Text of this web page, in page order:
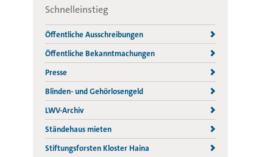
Schnelleinstieg
Öffentliche Ausschreibungen
Öffentliche Bekanntmachungen
Presse
Blinden- und Gehörlosengeld
LWV-Archiv
Ständehaus mieten
Stiftungsforsten Kloster Haina